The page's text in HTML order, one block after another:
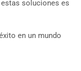
soluciones es
en un mundo